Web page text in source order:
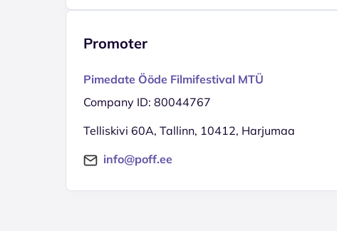
Promoter
Pimedate Ööde Filmifestival MTÜ
Company ID: 80044767
Telliskivi 60A, Tallinn, 10412, Harjumaa
info@poff.ee